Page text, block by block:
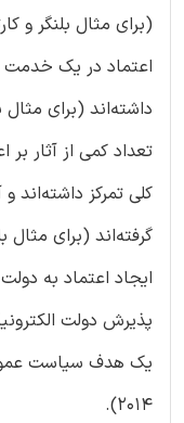
اعتماد در یک خدمت
تعداد کمی از آثار بر
کلی تمرکز داشته‌اند
ایجاد اعتماد به
پذیرش دولت‌
یک هدف سیاست
2014).